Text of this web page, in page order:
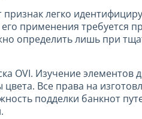
легко
применения требуется
определить лишь при
OVI. Изучение
Все права на
подделки банкнот